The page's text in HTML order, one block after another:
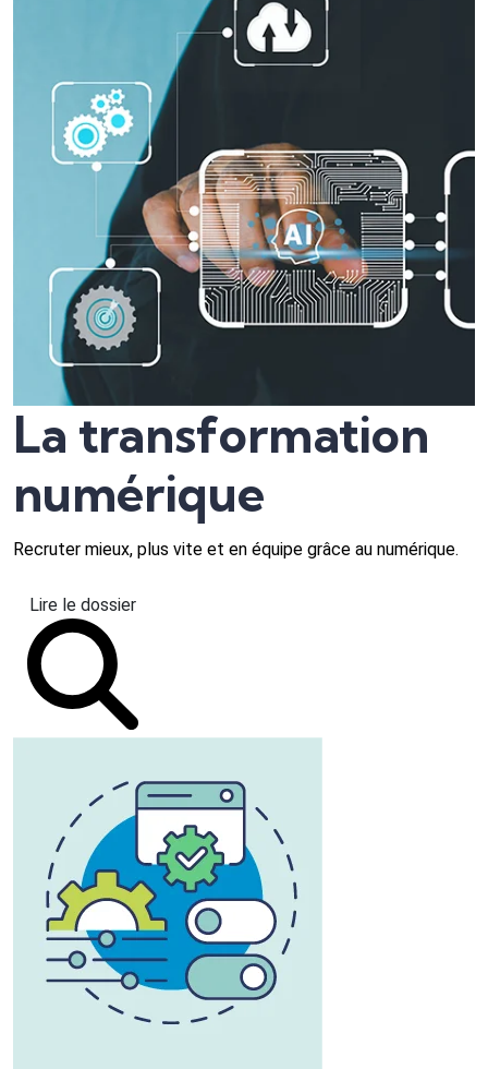
La transformation
numérique
Recruter mieux, plus vite et en équipe grâce au numérique.
Lire le dossier